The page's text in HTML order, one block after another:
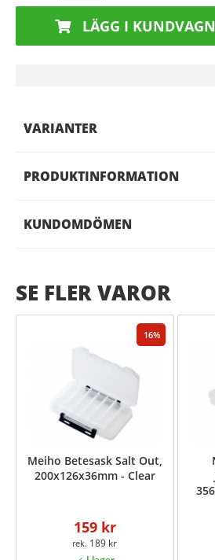
LÄGG I
VARIANTER
PRODUKTINFORMATION
KUNDOMDÖMEN
SE FLER VAROR
16
Meiho Betesask Salt Out,
200x126x36mm - Clear
159 kr
189 kr